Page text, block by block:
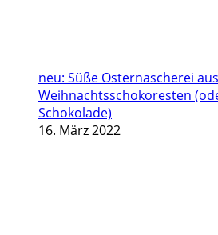
neu: Süße Osternascherei aus
Weihnachtsschokoresten
Schokolade)
16. März 2022